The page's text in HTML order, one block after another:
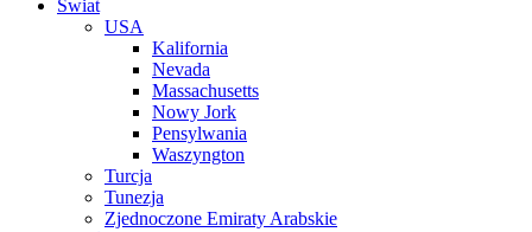
Świat
USA
Kalifornia
Nevada
Massachusetts
Nowy Jork
Pensylwania
Waszyngton
Turcja
Tunezja
Zjednoczone Emiraty Arabskie